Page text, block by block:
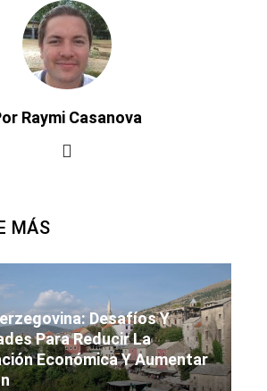
Raymi Casanova
MÁS
Desafíos Y
Para Reducir La
Económica Y Aumentar